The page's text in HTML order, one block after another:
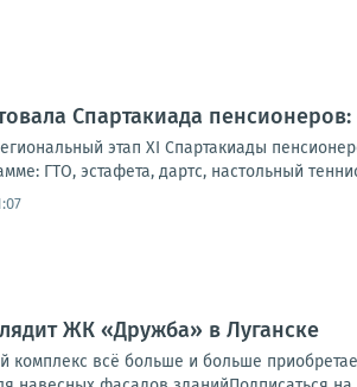
Спартакиада
этап XI Спартакиады
ГТО, эстафета, дартс, настольный
ЖК «Дружба» в Луганске
всё больше и больше